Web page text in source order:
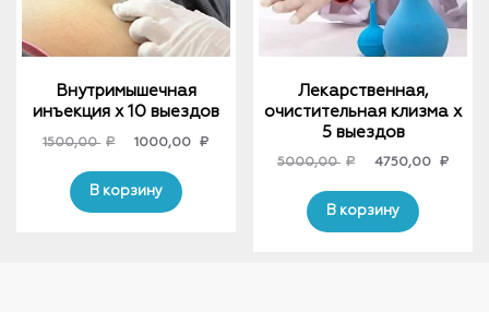
Внутримышечная
инъекция х 10 выездов
1500,00 ₽
Original
was:
1500,00 ₽.
1000,00 ₽Current
В корзину
Лекарственная,
очистительная клизма x
5 выездов
5000,00 ₽
Original
was:
5000,00 ₽.
4750,00 ₽
В корзину